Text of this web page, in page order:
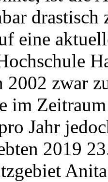
eine
2002 zwar
im
Jahr
2019